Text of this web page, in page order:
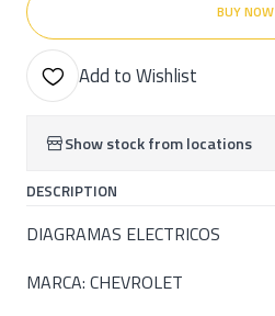
BUY NOW
Add to Wishlist
Show stock from locations
DESCRIPTION
DIAGRAMAS ELECTRICOS
MARCA: CHEVROLET